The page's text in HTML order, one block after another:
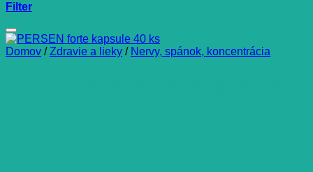
Filter
Domov / Zdravie a lieky / Nervy, spánok, koncentrácia